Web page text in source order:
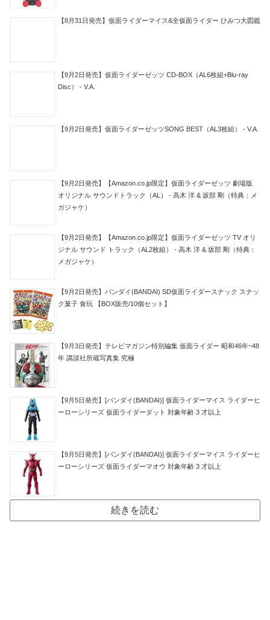
【8月31日発売】仮面ライダーマイス&全仮面ライダー ひみつ大図鑑
【9月2日発売】仮面ライダーゼッツ CD-BOX（AL6枚組+Blu-ray
Disc） - V.A.
【9月2日発売】仮面ライダーゼッツSONG BEST（AL3枚組） - V.A.
【9月2日発売】【Amazon.co.jp限定】仮面ライダーゼッツ 劇場版
オリジナル サウンドトラック（AL） - 高木 洋 & 坂部 剛（特典：メ
ガジャケ）
【9月2日発売】【Amazon.co.jp限定】仮面ライダーゼッツ TV オリ
ジナル サウンド トラック（AL2枚組） - 高木 洋 & 坂部 剛（特典：
メガジャケ）
【9月2日発売】バンダイ(BANDAI) SD仮面ライダースナック スナッ
ク菓子 食玩 【BOX販売/10個セット】
【9月3日発売】テレビマガジン特別編集 仮面ライダー 昭和46年~48
年 講談社所蔵写真集 究極
【9月5日発売】[バンダイ(BANDAI)] 仮面ライダーマイス ライダーヒ
ーローシリーズ 仮面ライダーダット 対象年齢 3 才以上
【9月5日発売】[バンダイ(BANDAI)] 仮面ライダーマイス ライダーヒ
ーローシリーズ 仮面ライダーマオウ 対象年齢 3 才以上
続きを読む